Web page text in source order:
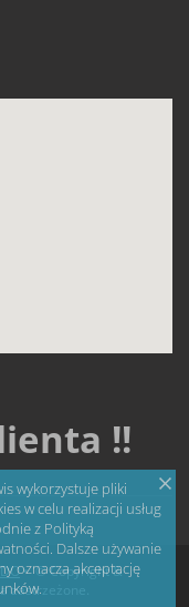
!!
• © Copyright &
zastrzeżone.
wykorzystuje pliki
w celu realizacji usług
z Polityką
Dalsze używanie
oznacza akceptację